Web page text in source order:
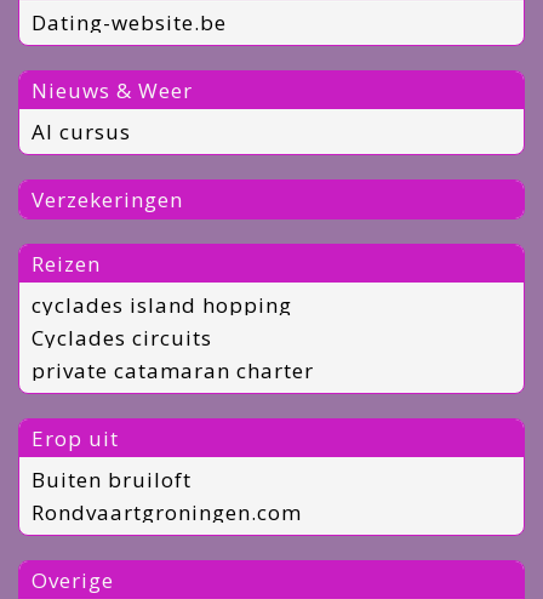
Dating-website.be
Nieuws & Weer
AI cursus
Verzekeringen
Reizen
cyclades island hopping
Cyclades circuits
private catamaran charter
Erop uit
Buiten bruiloft
Rondvaartgroningen.com
Overige